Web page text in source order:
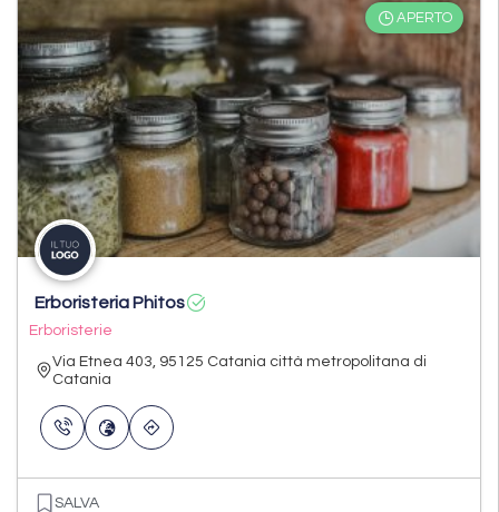
APERTO
Erboristeria Phitos
Erboristerie
Via Etnea 403, 95125 Catania città metropolitana di
Catania
SALVA